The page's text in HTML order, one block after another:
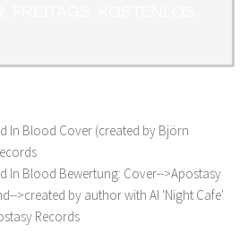
In Blood Cover (created by Björn
In Blood Bewertung: Cover-->Apostasy
>created by author with AI 'Night Cafe'
Records